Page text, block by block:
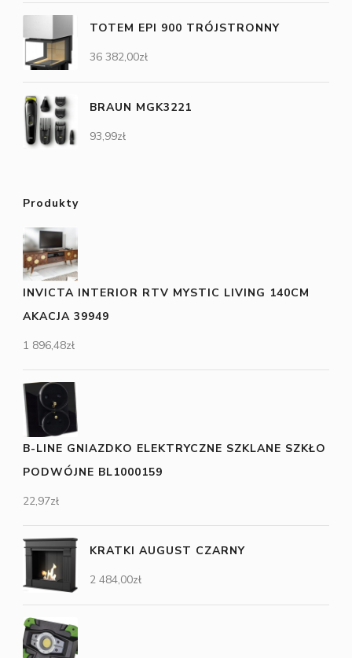
TOTEM EPI 900 TRÓJSTRONNY
36 382,00zł
BRAUN MGK3221
93,99zł
Produkty
INVICTA INTERIOR RTV MYSTIC LIVING 140CM
AKACJA 39949
1 896,48zł
B-LINE GNIAZDKO ELEKTRYCZNE SZKLANE SZKŁO
PODWÓJNE BL1000159
22,97zł
KRATKI AUGUST CZARNY
2 484,00zł